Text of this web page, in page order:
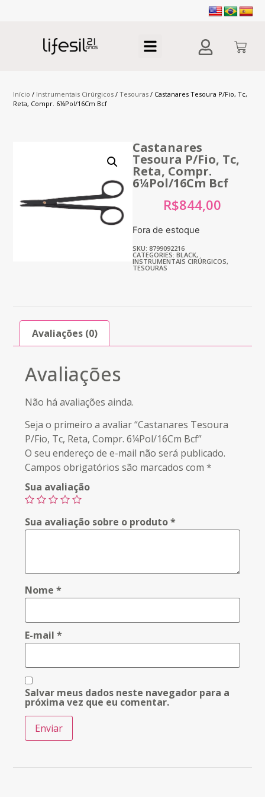
Início / Instrumentais Cirúrgicos /Tesouras / Castanares Tesoura P/Fio, Tc,
Reta, Compr. 6¼Pol/16Cm Bcf
Castanares
Tesoura P/Fio, Tc,
Reta, Compr.
6¼Pol/16Cm Bcf
R$844,00
Fora de estoque
SKU: 8799092216
CATEGORIES: BLACK,
INSTRUMENTAIS CIRÚRGICOS,
TESOURAS
Avaliações (0)
Avaliações
Não há avaliações ainda.
Seja o primeiro a avaliar “Castanares Tesoura
P/Fio, Tc, Reta, Compr. 6¼Pol/16Cm Bcf”
O seu endereço de e-mail não será publicado.
Campos obrigatórios são marcados com*
Sua avaliação
Sua avaliação sobre o produto*
Nome*
E-mail*
Salvar meus dados neste navegador para a
próxima vez que eu comentar.